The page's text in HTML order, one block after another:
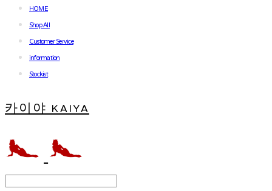
HOME
Shop All
Customer Service
information
Stockist
카이야 KAIYA